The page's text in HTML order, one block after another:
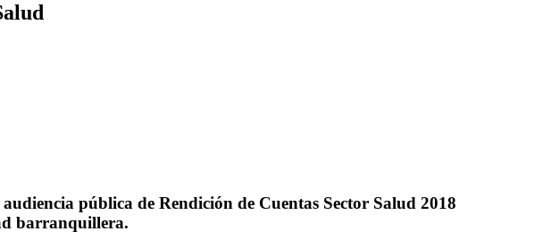
pública de Rendición de Cuentas Sector Salud 2018
barranquillera.